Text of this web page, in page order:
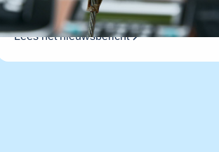
Lees het nieuwsbericht